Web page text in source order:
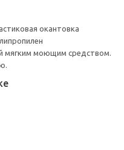
окантовка
мягким моющим средством.